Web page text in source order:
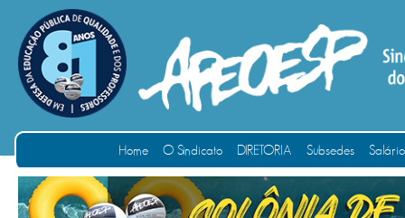
Home O Sindicato DIRETORIA Subsedes